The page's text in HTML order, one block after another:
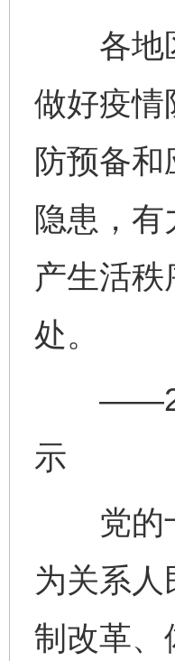
各地区
做好疫情
防预备
隐患，
产生活
处。
示
党的十
为关系
制改革、